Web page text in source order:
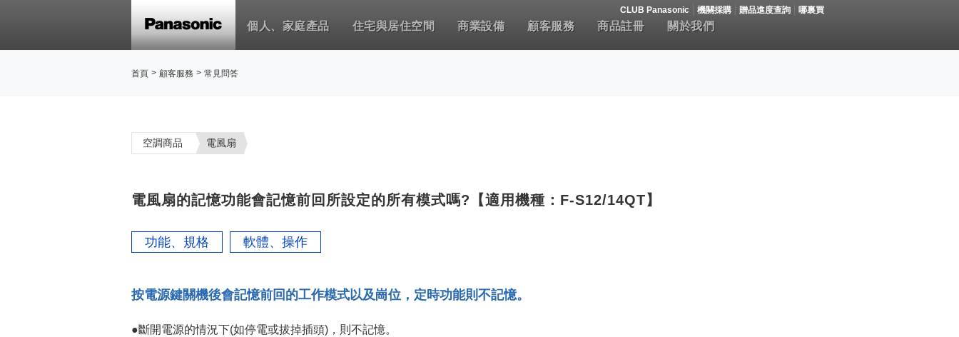
CLUB Panasonic 機關採購 贈品進度查詢 哪裏買
個人、家庭產品 住宅與居住空間 商業設備 顧客服務 商品註冊 關於我們
首頁 > 顧客服務 > 常見問答
空調商品 電風扇
電風扇的記憶功能會記憶前回所設定的所有模式嗎?【適用機種：F-S12/14QT】
功能、規格 軟體、操作
按電源鍵關機後會記憶前回的工作模式以及崗位，定時功能則不記憶。
●斷開電源的情況下(如停電或拔掉插頭)，則不記憶。